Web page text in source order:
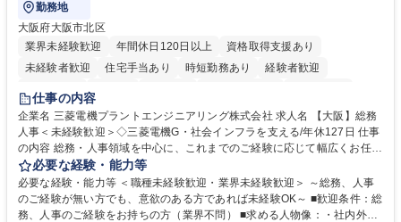
勤務地
大阪府大阪市北区
業界未経験歓迎
年間休日120日以上
資格取得支援あり
未経験者歓迎
住宅手当あり 時短勤務あり
経験者歓迎
退職金あり
駅近5分以内
土日祝休み 服装自由 寮・社宅あり 食事補助あり
仕事の内容
企業名 三菱電機プラントエンジニアリング株式会社 求人名 【大阪】総務
人事＜未経験歓迎＞◇三菱電機G・社会インフラを支える/年休127日 仕事
の内容 総務・人事領域を中心に、これまでのご経験に応じて幅広くお任せ
します。 ＜具体的には＞ ・総務/人事労務（給与・社保・勤怠管理など）
・採用・教育研修 ・福利厚生運用 など ※基本的には事務所勤務ですが、
採用や教育等の業務内容により、関西圏以外への日帰り・宿泊を伴う国内
出張もございます。 ※担当業務を持ちつつ、お互いに助け合いながら、総
必要な経験・能力等
必要な経験・能力等 ＜職種未経験歓迎・業界未経験歓迎＞ ～総務、人事
のご経験が無い方でも、意欲のある方であれば未経験OK～ ■歓迎条件：総
務、人事のご経験をお持ちの方（業界不問） ■求める人物像：・社内外の